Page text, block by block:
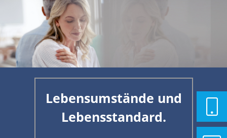
Lebensumstände und
Lebensstandard.